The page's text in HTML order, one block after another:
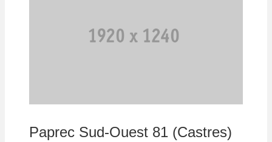
Paprec Sud-Ouest 81 (Castres)